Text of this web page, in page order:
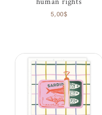
5,00$